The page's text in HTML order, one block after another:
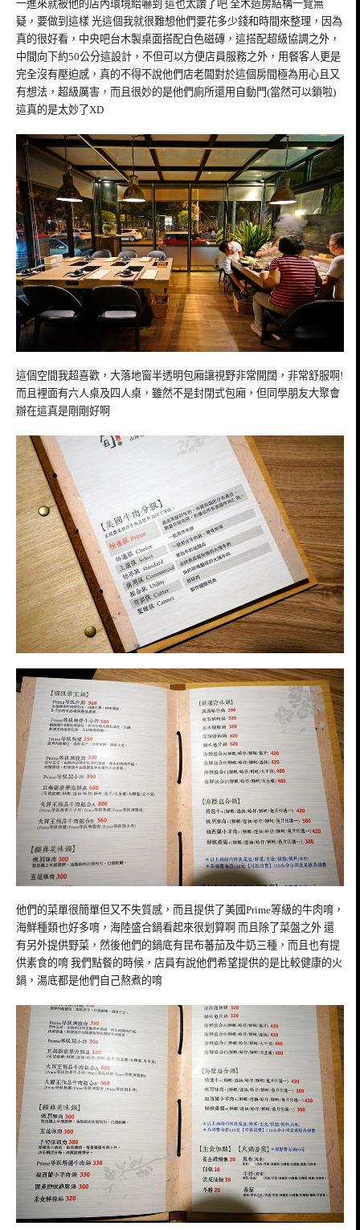
一進來就被他的店內環境給嚇到 這也太讚了吧 全木造房結構一覽無
疑，要做到這樣 光這個我就很難想他們要花多少錢和時間來整理，因為
真的很好看，中央吧台木製桌面搭配白色磁磚，這搭配超級協調之外，
中間向下約50公分這設計，不但可以方便店員服務之外，用餐客人更是
完全沒有壓迫感，真的不得不說他們店老闆對於這個房間極為用心且又
有想法，超級厲害，而且很妙的是他們廁所還用自動門(當然可以鎖啦)
這真的是太妙了XD
這個空間我超喜歡，大落地窗半透明包廂讓視野非常開闊，非常舒服啊!
而且裡面有六人桌及四人桌，雖然不是封閉式包廂，但同學朋友大聚會
辦在這真是剛剛好啊
他們的菜單很簡單但又不失質感，而且提供了美國Prime等級的牛肉唷，
海鮮種類也好多唷，海陸盛合鍋看起來很划算啊 而且除了菜盤之外 還
有另外提供野菜，然後他們的鍋底有昆布蕃茄及牛奶三種，而且也有提
供素食的唷 我們點餐的時候，店員有說他們希望提供的是比較健康的火
鍋，湯底都是他們自己熬煮的唷